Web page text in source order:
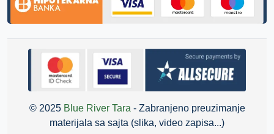
© 2025 Blue River Tara - Zabranjeno preuzimanje
materijala sa sajta (slika, video zapisa...)